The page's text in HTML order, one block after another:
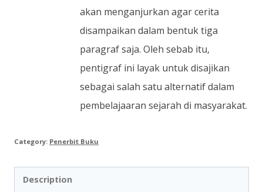
akan menganjurkan agar cerita
disampaikan dalam bentuk tiga
paragraf saja. Oleh sebab itu,
pentigraf ini layak untuk disajikan
sebagai salah satu alternatif dalam
pembelajaaran sejarah di masyarakat.
Category: Penerbit Buku
Description